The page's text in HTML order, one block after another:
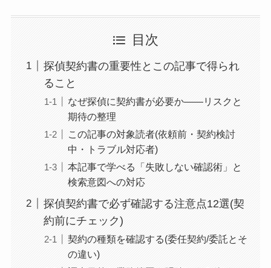
目次
探偵契約書の重要性とこの記事で得られ
ること
なぜ探偵に契約書が必要か――リスクと
期待の整理
この記事の対象読者(依頼前・契約検討
中・トラブル対応者)
本記事で学べる「失敗しない確認術」と
検索意図への対応
探偵契約書で必ず確認する注意点12選(契
約前にチェック)
契約の種類を確認する(委任契約/委託とそ
の違い)